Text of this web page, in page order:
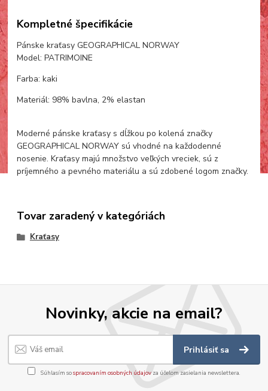
Kompletné špecifikácie
Pánske kraťasy GEOGRAPHICAL NORWAY
Model: PATRIMOINE
Farba: kaki
Materiál: 98% bavlna, 2% elastan
Moderné pánske kraťasy s dĺžkou po kolená značky
GEOGRAPHICAL NORWAY sú vhodné na každodenné
nosenie. Kraťasy majú množstvo veľkých vreciek, sú z
príjemného a pevného materiálu a sú zdobené logom značky.
Tovar zaradený v kategóriách
Kraťasy
Novinky, akcie na email?
Prihlásiť sa
Súhlasím sospracovaním osobných údajov za účelom zasielania newslettera.